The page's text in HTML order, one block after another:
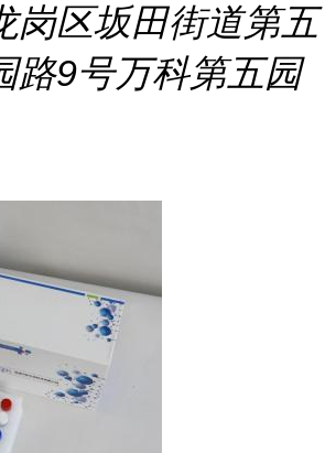
岗区坂田街道第五
路9号万科第五园